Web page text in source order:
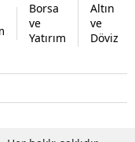
Borsa
ve
Yatırım
Altın
ve
Döviz